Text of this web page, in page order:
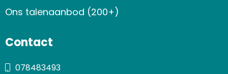
Ons talenaanbod (200+)
Contact
078483493